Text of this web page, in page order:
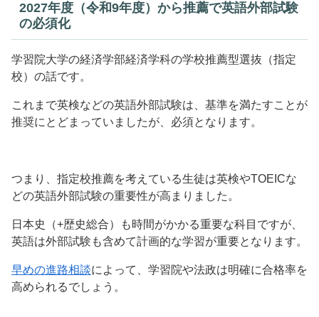
2027年度（令和9年度）から推薦で英語外部試験
の必須化
学習院大学の経済学部経済学科の学校推薦型選抜（指定
校）の話です。
これまで英検などの英語外部試験は、基準を満たすことが
推奨にとどまっていましたが、必須となります。
つまり、指定校推薦を考えている生徒は英検やTOEICな
どの英語外部試験の重要性が高まりました。
日本史（+歴史総合）も時間がかかる重要な科目ですが、
英語は外部試験も含めて計画的な学習が重要となります。
早めの進路相談によって、学習院や法政は明確に合格率を
高められるでしょう。